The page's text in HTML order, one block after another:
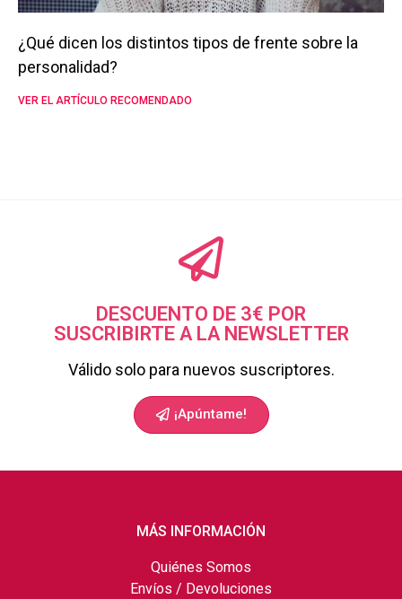
¿Qué dicen los distintos tipos de frente sobre la
personalidad?
VER EL ARTÍCULO RECOMENDADO
DESCUENTO DE 3€ POR
SUSCRIBIRTE A LA NEWSLETTER
Válido solo para nuevos suscriptores.
¡Apúntame!
MÁS INFORMACIÓN
Quiénes Somos
Envíos / Devoluciones